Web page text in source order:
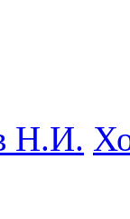
Н.И.